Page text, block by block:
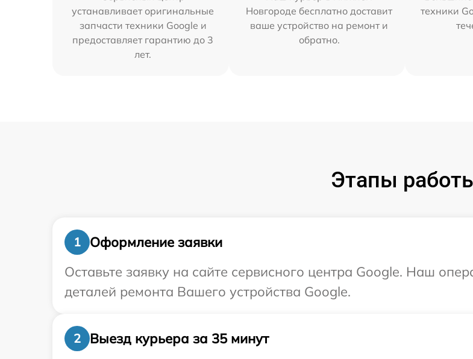
устанавливает оригинальные
запчасти техники Google и
предоставляет гарантию до 3
лет.
Новгороде бесплатно доставит
ваше устройство на ремонт и
обратно.
техники
Этапы
1
Оформление заявки
Оставьте заявку на сайте сервисного центра Google. Наш
деталей ремонта Вашего устройства Google.
2
Выезд курьера за 35 минут